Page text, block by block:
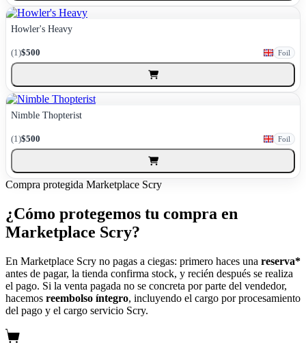
Howler's Heavy
(1)$500 Foil
Nimble Thopterist
(1)$500 Foil
Compra protegida Marketplace Scry
¿Cómo protegemos tu compra en
Marketplace Scry?
En Marketplace Scry no pagas a ciegas: primero haces una reserva*
antes de pagar, la tienda confirma stock, y recién después se realiza
el pago. Si la venta pagada no se concreta por parte del vendedor,
hacemos reembolso íntegro, incluyendo el cargo por procesamiento
del pago y el cargo servicio Scry.